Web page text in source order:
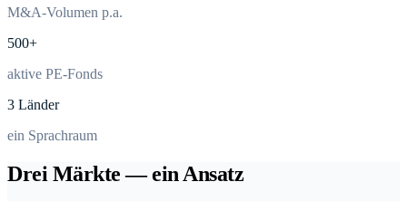
M&A-Volumen p.a.
500+
aktive PE-Fonds
3 Länder
ein Sprachraum
Drei Märkte — ein Ansatz